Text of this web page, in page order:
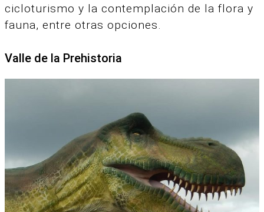
cicloturismo y la contemplación de la flora y
fauna, entre otras opciones.
Valle de la Prehistoria